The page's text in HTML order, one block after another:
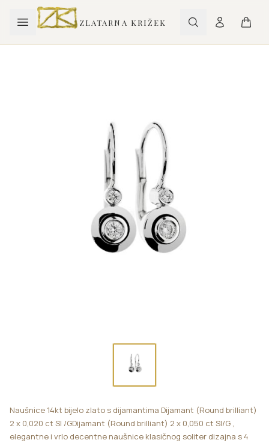
ZLATARNA KRIŽEK
Naušnice 14kt bijelo zlato s dijamantima Dijamant (Round brilliant)
2 x 0,020 ct SI /GDijamant (Round brilliant) 2 x 0,050 ct SI/G ,
elegantne i vrlo decentne naušnice klasičnog soliter dizajna s 4